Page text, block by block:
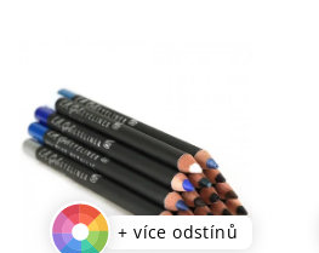
+ více odstínů